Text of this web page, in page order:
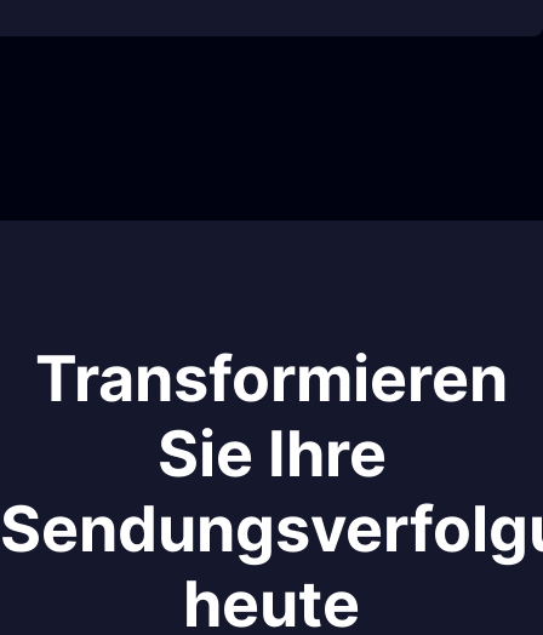
Transformieren
Sie Ihre
heute